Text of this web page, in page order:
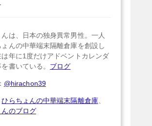
は、日本の独身異常男性。一人
ょんの中華端末隔離倉庫を創設し
は年に1度だけアドベントカレンダ
書いている。 ブログ
@hirachon39
ひらちょんの中華端末隔離倉庫、
のブログ